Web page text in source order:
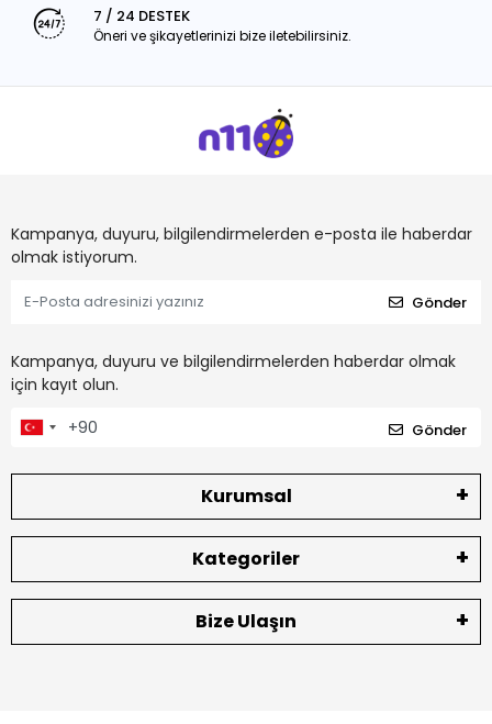
7 / 24 DESTEK
Öneri ve şikayetlerinizi bize iletebilirsiniz.
Kampanya, duyuru, bilgilendirmelerden e-posta ile haberdar
olmak istiyorum.
Gönder
Kampanya, duyuru ve bilgilendirmelerden haberdar olmak
için kayıt olun.
Gönder
Kurumsal
Kategoriler
Bize Ulaşın